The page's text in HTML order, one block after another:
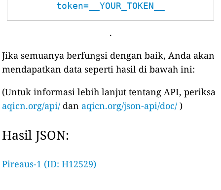
token=__YOUR_TOKEN__
.
Jika semuanya berfungsi dengan baik, Anda akan
mendapatkan data seperti hasil di bawah ini:
(Untuk informasi lebih lanjut tentang API, periksa
aqicn.org/api/ dan aqicn.org/json-api/doc/ )
Hasil JSON:
Pireaus-1 (ID: H12529)